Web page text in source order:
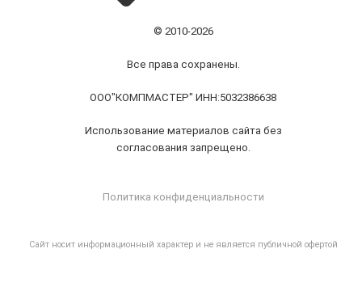
© 2010-2026
Все права сохранены.
ООО"КОМПМАСТЕР" ИНН:5032386638
Использование материалов сайта без
согласования запрещено.
Политика конфиденциальности
Cайт носит информационный характер и не является публичной офертой